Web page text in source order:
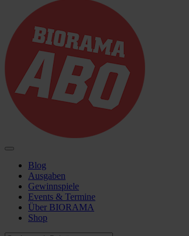
Blog
Ausgaben
Gewinnspiele
Events & Termine
Über BIORAMA
Shop